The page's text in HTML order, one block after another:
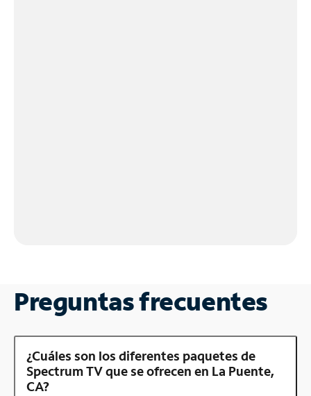
Preguntas frecuentes
¿Cuáles son los diferentes paquetes de
Spectrum TV que se ofrecen en La Puente,
CA?